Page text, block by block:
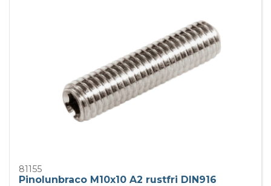
81155
Pinolunbraco M10x10 A2 rustfri DIN916